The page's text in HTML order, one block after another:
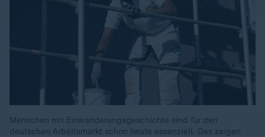
Menschen mit Einwanderungsgeschichte sind für den
deutschen Arbeitsmarkt schon heute essenziell. Das zeigen